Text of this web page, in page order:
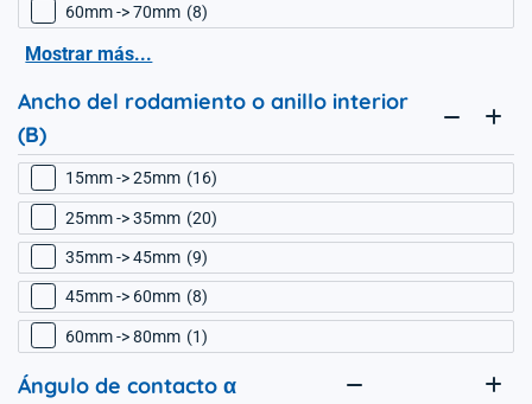
60mm -> 70mm 8
Mostrar más...
Ancho del rodamiento o anillo interior
(B)
15mm -> 25mm 16
25mm -> 35mm 20
35mm -> 45mm 9
45mm -> 60mm 8
60mm -> 80mm 1
Ángulo de contacto α